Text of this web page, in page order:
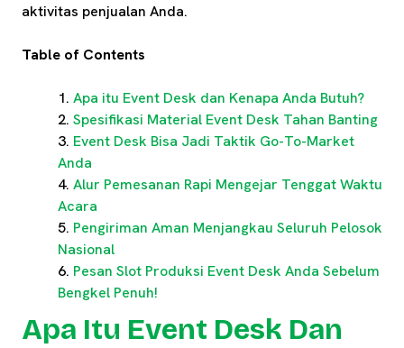
aktivitas penjualan Anda.
Table of Contents
Apa itu Event Desk dan Kenapa Anda Butuh?
Spesifikasi Material Event Desk Tahan Banting
Event Desk Bisa Jadi Taktik Go-To-Market
Anda
Alur Pemesanan Rapi Mengejar Tenggat Waktu
Acara
Pengiriman Aman Menjangkau Seluruh Pelosok
Nasional
Pesan Slot Produksi Event Desk Anda Sebelum
Bengkel Penuh!
Apa Itu Event Desk Dan